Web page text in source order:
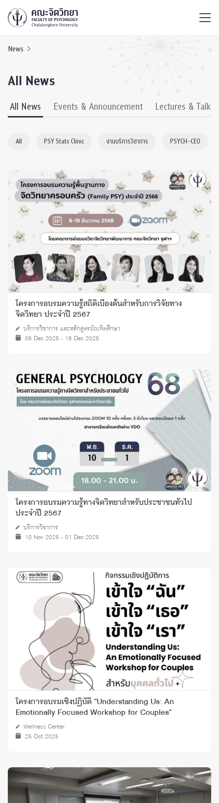
News
All News
All News Events & Announcement Lectures & Talks
All PSY Stats Clinic งานบริการวิชาการ PSYCH-CEO
โครงการอบรมความรู้สถิติเบื้องต้นสำหรับการวิจัยทาง
จิตวิทยา ประจำปี 2567
บริการวิชาการ และหลักสูตรบัณฑิตศึกษา
08 Dec 2025 - 18 Dec 2025
โครงการอบรมความรู้ทางจิตวิทยาสำหรับประชาชนทั่วไป
ประจำปี 2567
บริการวิชาการ
10 Nov 2025 - 01 Dec 2025
โครงการอบรมเชิงปฏิบัติ "Understanding Us: An
Emotionally Focused Workshop for Couples"
Wellness Center
25 Oct 2025